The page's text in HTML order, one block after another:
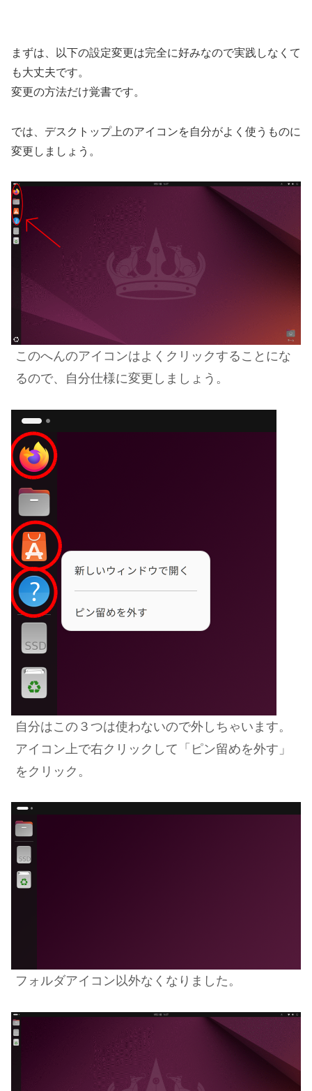
まずは、以下の設定変更は完全に好みなので実践しなくて
も大丈夫です。
変更の方法だけ覚書です。
では、デスクトップ上のアイコンを自分がよく使うものに
変更しましょう。
このへんのアイコンはよくクリックすることにな
るので、自分仕様に変更しましょう。
自分はこの３つは使わないので外しちゃいます。
アイコン上で右クリック して「ピン留めを外す」
をクリック。
フォルダアイコン以外なくなりました。